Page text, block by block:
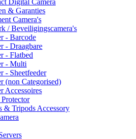
& Garanties
Camera's
/ Beveiligingscamera's
- Barcode
- Draagbare
- Flatbed
- Multi
- Sheetfeeder
(non Categorised)
Accessoires
Protector
& Tripods Accessory